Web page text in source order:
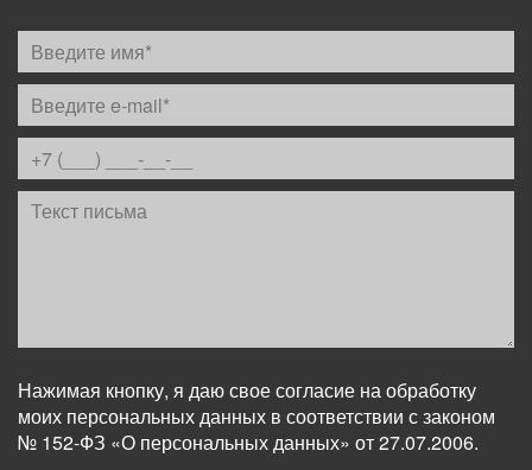
Нажимая кнопку, я даю свое согласие на обработку
моих персональных данных в соответствии с законом
№ 152-ФЗ «О персональных данных» от 27.07.2006.